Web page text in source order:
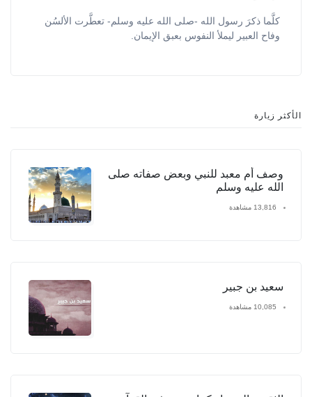
كلَّما ذكرَ رسول الله -صلى الله عليه وسلم- تعطَّرت الألسُن
وفاح العبير ليملأ النفوس بعبق الإيمان.
الأكثر زيارة
وصف أم معبد للنبي وبعض صفاته صلى
الله عليه وسلم
13,816 مشاهدة
سعيد بن جبير
10,085 مشاهدة